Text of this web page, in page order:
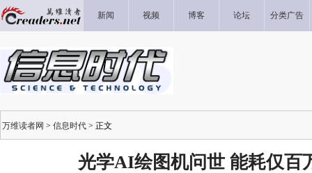
新闻 视频 博客 论坛 分类广告
万维读者网 > 信息时代 > 正文
光学AI绘图机问世 能耗仅百